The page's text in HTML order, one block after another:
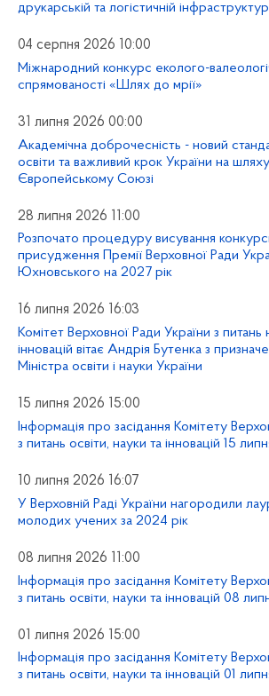
друкарській та логістичній
04 серпня 2026 10:00
Міжнародний конкурс еколого-
спрямованості «Шлях до мрії»
31 липня 2026 00:00
Академічна доброчесність - новий
освіти та важливий крок України на
Європейському Союзі
28 липня 2026 11:00
Розпочато процедуру висування
присудження Премії Верховної Ради
Юхновського на 2027 рік
16 липня 2026 16:03
Комітет Верховної Ради України з питань
інновацій вітає Андрія Бутенка з
Міністра освіти і науки України
15 липня 2026 15:00
Інформація про засідання Комітету
з питань освіти, науки та інновацій 15
10 липня 2026 16:07
У Верховній Раді України нагородили
молодих учених за 2024 рік
08 липня 2026 11:00
Інформація про засідання Комітету
з питань освіти, науки та інновацій 08
01 липня 2026 15:00
Інформація про засідання Комітету
з питань освіти, науки та інновацій 01